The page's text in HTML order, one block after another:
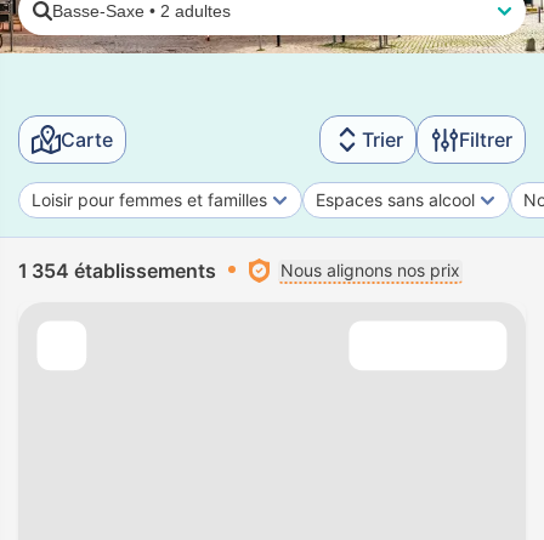
Basse-Saxe • 2 adultes
Carte Trier Filtrer
Loisir pour femmes et familles Espaces sans alcool
1 354 établissements Nous alignons nos prix